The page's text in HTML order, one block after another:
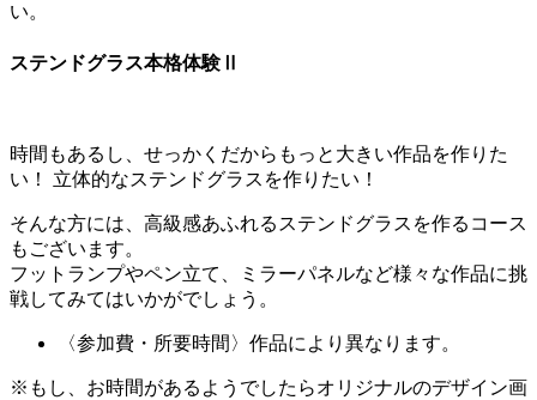
い。
ステンドグラス本格体験Ⅱ
時間もあるし、せっかくだからもっと大きい作品を作りた
い！ 立体的なステンドグラスを作りたい！
そんな方には、高級感あふれるステンドグラスを作るコース
もございます。
フットランプやペン立て、ミラーパネルなど様々な作品に挑
戦してみてはいかがでしょう。
〈参加費・所要時間〉作品により異なります。
※もし、お時間があるようでしたらオリジナルのデザイン画